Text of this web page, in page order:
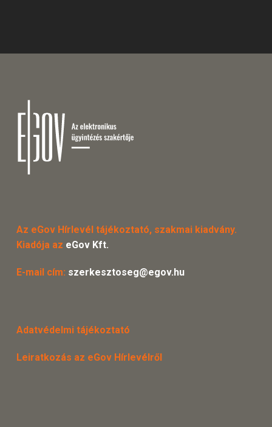
Az eGov Hírlevél tájékoztató, szakmai kiadvány.
Kiadója az eGov Kft.
E-mail cím: szerkesztoseg@egov.hu
Adatvédelmi tájékoztató
Leiratkozás az eGov Hírlevélről